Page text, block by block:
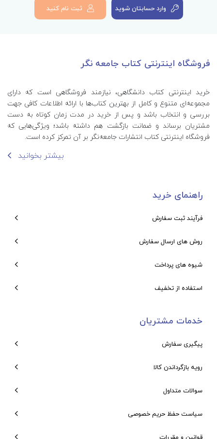
وارد حسابتان شوید ثبت نام کنید
فروشگاه اینترنتی کتاب جامعه نگر
خرید اینترنتی کتاب‌ دانشگاهی، نیازمند فروشگاهی است که دارای
مجموعه‌ای متنوع و کامل از بهترین کتاب‌ها با ارائه اطلاعات کافی جهت
بررسی و انتخاب باشد و پس از خرید در مدت زمان کوتاه به دست
مشتریان برساند و ضمانت بازگشت هم داشته باشد؛ ویژگی‌هایی که
فروشگاه اینترنتی کتاب انتشارات جامعه‌نگر بر آن تمرکز کرده است.
بیشتر بخوانید
راهنمای خرید
فرآیند ثبت سفارش
روش های ارسال سفارش
شیوه های پرداخت
استفاده از تخفیف
خدمات مشتریان
پیگیری سفارش
رویه بازگرداندن کالا
سوالات متداول
سیاست حفظ حریم خصوصی
قوانین و مقررات